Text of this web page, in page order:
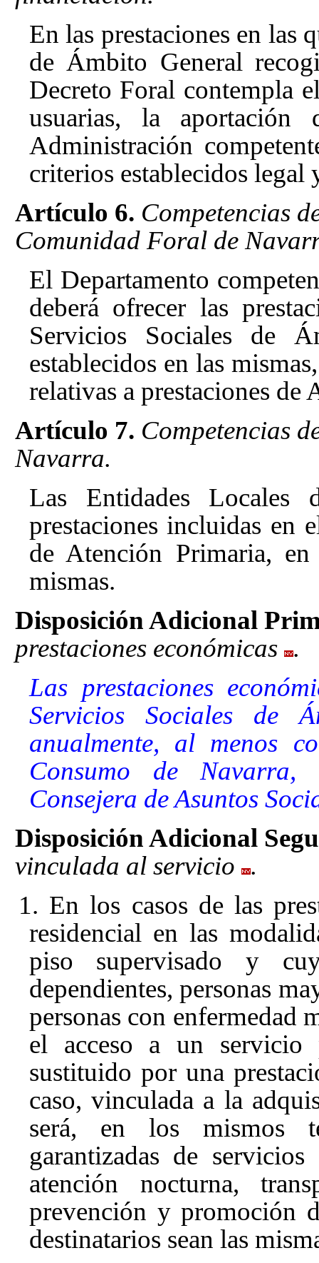
En las prestaciones en las
de Ámbito General
Decreto Foral contempla
usuarias, la aportación
Administración
criterios establecidos legal
Artículo 6. Competencias
Comunidad Foral de
El Departamento
deberá ofrecer las
Servicios Sociales de
establecidos en las
relativas a prestaciones de
Artículo 7. Competencias
Navarra.
Las Entidades Locales
prestaciones incluidas en
de Atención Primaria,
mismas.
Disposición Adicional
prestaciones económicas .
Las prestaciones
Servicios Sociales de
anualmente, al menos
Consumo de
Consejera de Asuntos
Disposición Adicional
vinculada al servicio .
1. En los casos de las
residencial en las
piso supervisado y
dependientes, personas
personas con enfermedad
el acceso a un servicio
sustituido por una
caso, vinculada a la
será, en los mismos
garantizadas de
atención nocturna,
prevención y promoción
destinatarios sean las